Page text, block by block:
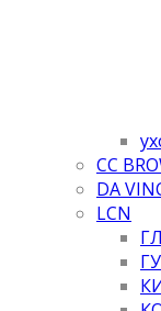
CC
DA
LCN